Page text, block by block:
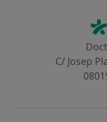
C/ Josep